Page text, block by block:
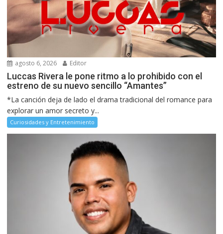
agosto 6, 2026 Editor
Luccas Rivera le pone ritmo a lo prohibido con el
estreno de su nuevo sencillo “Amantes”
*La canción deja de lado el drama tradicional del romance para
explorar un amor secreto y...
Curiosidades y Entretenimiento